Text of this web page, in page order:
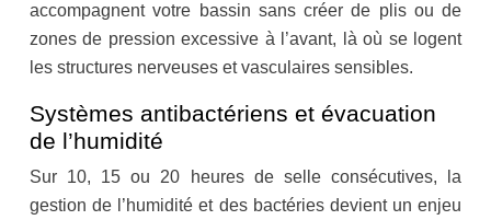
accompagnent votre bassin sans créer de plis ou de
zones de pression excessive à l’avant, là où se logent
les structures nerveuses et vasculaires sensibles.
Systèmes antibactériens et évacuation
de l’humidité
Sur 10, 15 ou 20 heures de selle consécutives, la
gestion de l’humidité et des bactéries devient un enjeu